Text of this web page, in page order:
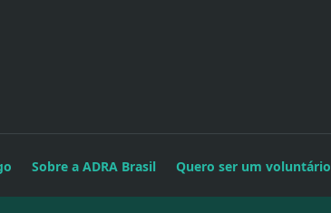
Sobre a ADRA Brasil Quero ser um voluntário